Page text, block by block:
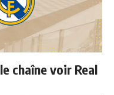
chaîne voir Real